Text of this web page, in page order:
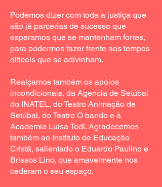
Podemos dizer com toda a justiça que
são já parcerias de sucesso que
esperamos que se mantenham fortes,
para podermos fazer frente aos tempos
difíceis que se adivinham.
Realçamos também os apoios
incondicionais, da Agencia de Setúbal
do INATEL, do Teatro Animação de
Setúbal, do Teatro O bando e à
Academia Luísa Todi. Agradecemos
também ao Instituto de Educação
Cristã, salientado o Eduardo Paulino e
Brissos Lino, que amavelmente nos
cederam o seu espaço.